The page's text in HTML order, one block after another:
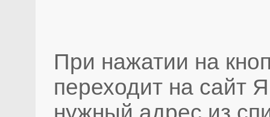
При нажатии на
переходит на сайт